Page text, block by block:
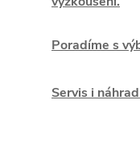
Poradíme s
Servis i